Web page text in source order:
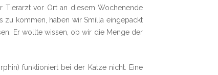
Tierarzt vor Ort an diesem Wochenende
zu kommen, haben wir Smilla eingepackt
Er wollte wissen, ob wir die Menge der
funktioniert bei der Katze nicht. Eine